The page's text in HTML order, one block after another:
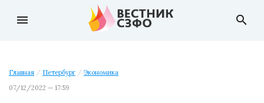
menu search
Главная / Петербург / Экономика
07/12/2022 — 17:59